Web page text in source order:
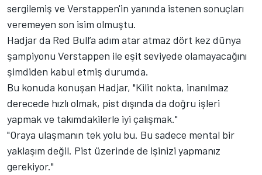
sergilemiş ve Verstappen'in yanında istenen sonuçları
veremeyen son isim olmuştu.
Hadjar da Red Bull’a adım atar atmaz dört kez dünya
şampiyonu Verstappen ile eşit seviyede olamayacağını
şimdiden kabul etmiş durumda.
Bu konuda konuşan Hadjar, "Kilit nokta, inanılmaz
derecede hızlı olmak, pist dışında da doğru işleri
yapmak ve takımdakilerle iyi çalışmak."
"Oraya ulaşmanın tek yolu bu. Bu sadece mental bir
yaklaşım değil. Pist üzerinde de işinizi yapmanız
gerekiyor."